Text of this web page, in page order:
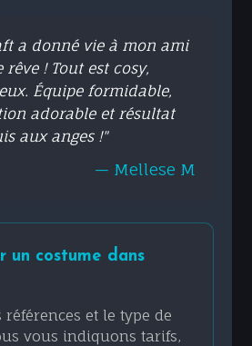
a donné vie à mon ami
! Tout est cosy,
Équipe formidable,
adorable et résultat
aux anges !"
— Mellese M
un costume dans
références et le type de
vous indiquons tarifs,